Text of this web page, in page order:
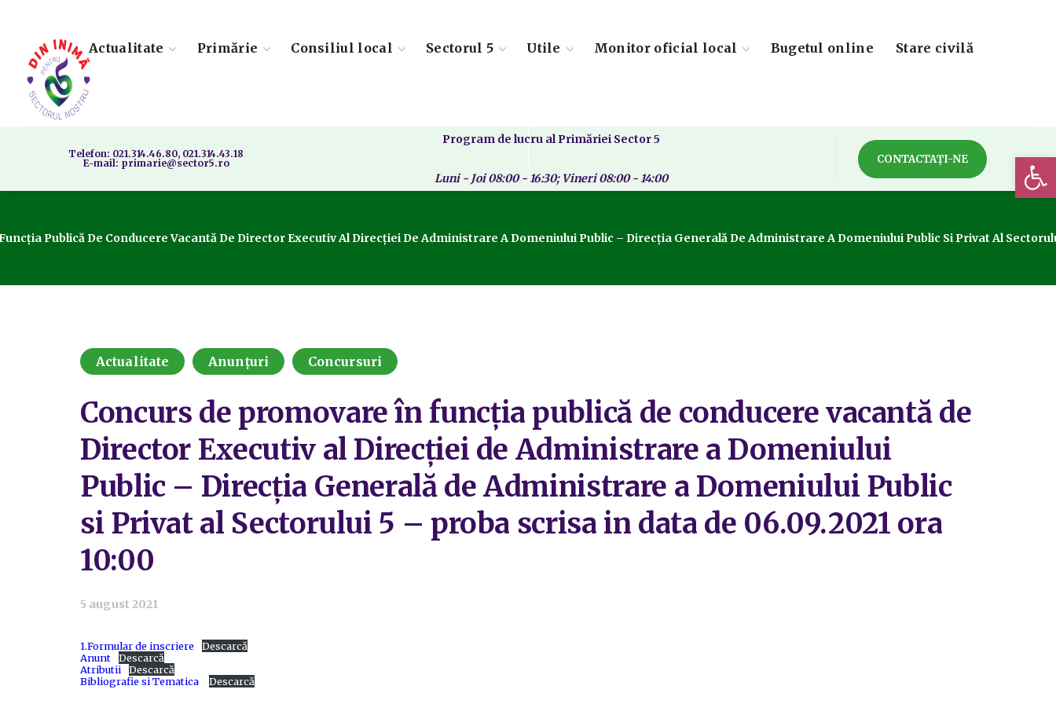
Actualitate Primărie Consiliul local Sectorul 5 Utile Monitor oficial local Bugetul online Stare civilă
Telefon: 021.314.46.80, 021.314.43.18
E-mail: primarie@sector5.ro
Program de lucru al Primăriei Sector 5
Luni - Joi 08:00 - 16:30; Vineri 08:00 - 14:00
CONTACTAȚI-NE
Publică De Conducere Vacantă De Director Executiv Al Direcției De Administrare A Domeniului Public – Direcția Generală De Administrare A Domeniului Public Si Privat Al
Actualitate Anunțuri Concursuri
Concurs de promovare în funcția publică de conducere vacantă de
Director Executiv al Direcției de Administrare a Domeniului
Public – Direcția Generală de Administrare a Domeniului Public
si Privat al Sectorului 5 – proba scrisa in data de 06.09.2021 ora
10:00
5 august 2021
1.Formular de inscriere
Descarcă
Anunt
Descarcă
Atributii
Descarcă
Bibliografie si Tematica
Descarcă